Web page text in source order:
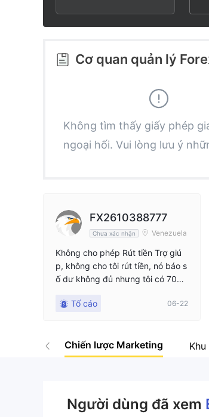
2
3
5
6
8
9
8
9
6
7
9
Cơ quan quản lý
Không tìm thấy giấy phép
ngoại hối. Vui lòng lưu ý
FX2610388777
Chưa xác nhận Venezuela
Không cho phép Rút tiền Trợ giú
p, không cho tôi rút tiền, nó báo s
ố dư không đủ nhưng tôi có 700 t
Tố cáo
06-22
Chiến lược Marketing
Người dùng đã xem